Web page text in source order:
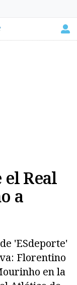
Real
a
'ESdeporte'
Florentino
en la